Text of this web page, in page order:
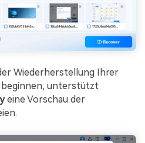
Wiederherstellung Ihrer
beginnen, unterstützt
eine Vorschau der